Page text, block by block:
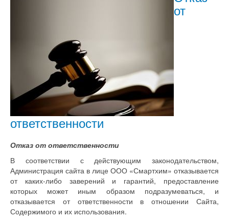
от
ответственности
Отказ от ответственности
В соответствии с действующим законодательством,
Администрация сайта в лице ООО «Смартхим» отказывается
от каких-либо заверений и гарантий, предоставление
которых может иным образом подразумеваться, и
отказывается от ответственности в отношении Сайта,
Содержимого и их использования.